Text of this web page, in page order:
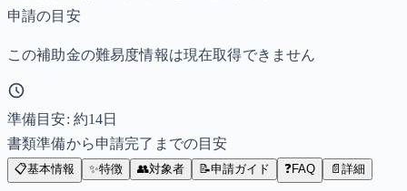
申請の目安
この補助金の難易度情報は現在取得できません
準備目安: 約14日
書類準備から申請完了までの目安
📋基本情報 ✨特徴 👥対象者 📝申請ガイド ❓FAQ 📄 詳細